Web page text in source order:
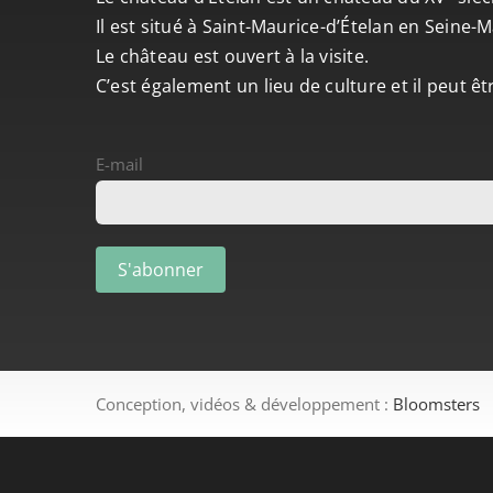
Il est situé à Saint-Maurice-d’Ételan en Seine-
Le château est ouvert à la visite.
C’est également un lieu de culture et il peut
E-mail
Conception, vidéos & développement : Bloomsters